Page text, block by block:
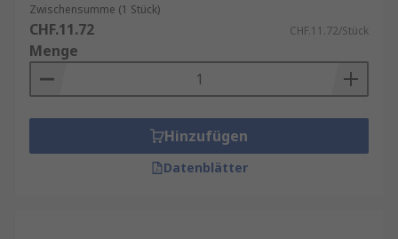
Zwischensumme (1 Stück)
CHF.11.72 CHF.11.72/Stück
Menge
Hinzufügen
Datenblätter